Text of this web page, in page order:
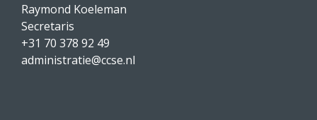
Raymond Koeleman
Secretaris
+31 70 378 92 49
administratie@ccse.nl